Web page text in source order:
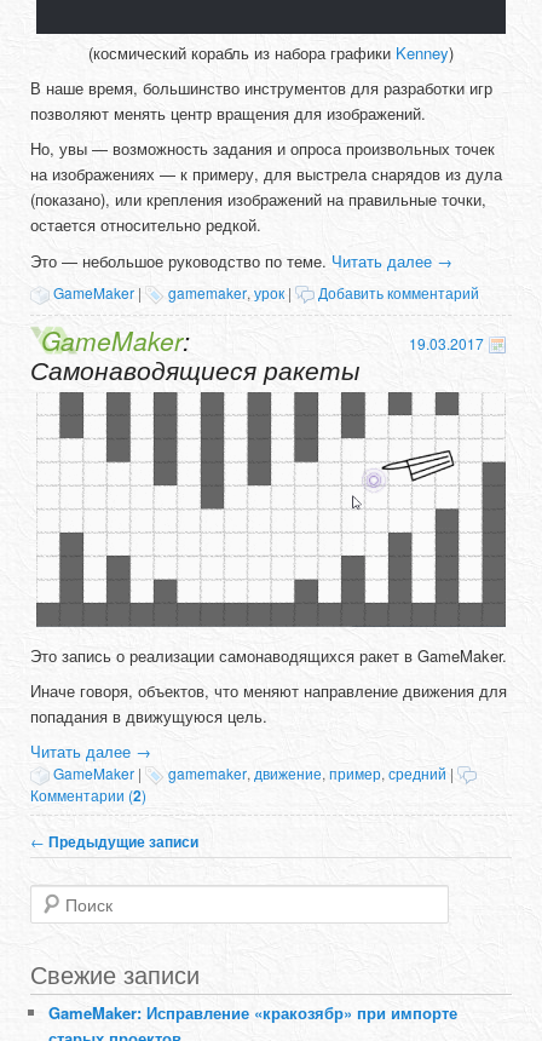
(космический корабль из набора графики Kenney)
В наше время, большинство инструментов для разработки игр
позволяют менять центр вращения для изображений.
Но, увы — возможность задания и опроса произвольных точек
на изображениях — к примеру, для выстрела снарядов из дула
(показано), или крепления изображений на правильные точки,
остается относительно редкой.
Это — небольшое руководство по теме. Читать далее →
GameMaker | gamemaker,урок | Добавить комментарий
19.03.2017
GameMaker:
Самонаводящиеся ракеты
Это запись о реализации самонаводящихся ракет в GameMaker.
Иначе говоря, объектов, что меняют направление движения для
попадания в движущуюся цель.
Читать далее →
GameMaker | gamemaker, движение,пример,средний |
Комментарии (2)
Навигация по записям
← Предыдущие записи
Поиск
Свежие записи
GameMaker: Исправление «кракозябр» при импорте